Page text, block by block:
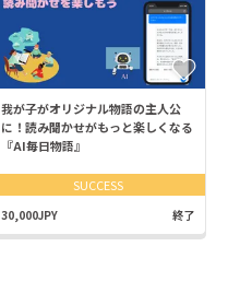
我が子がオリジナル物語の主人公
に！読み聞かせがもっと楽しくなる
『AI毎日物語』
SUCCESS
30,000JPY 終了